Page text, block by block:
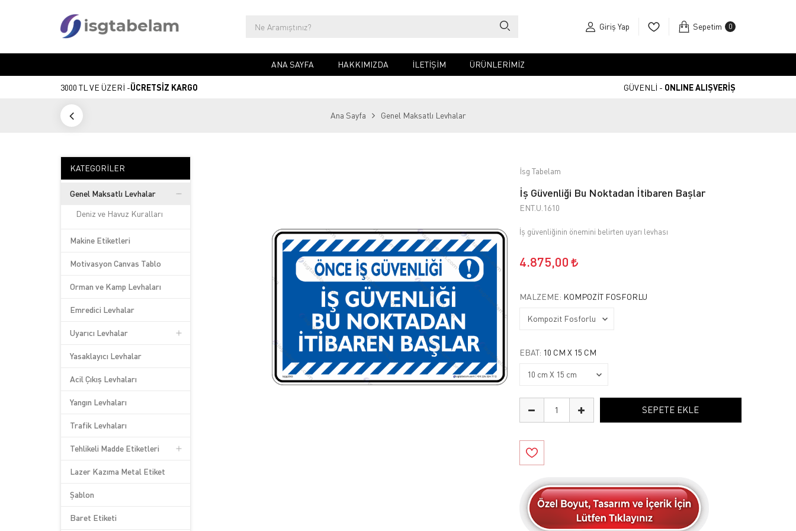
Giriş Yap Sepetim 0
ANA SAYFA HAKKIMIZDA İLETIŞIM ÜRÜNLERİMİZ
3000 TL VE ÜZERİ -ÜCRETSİZ KARGO GÜVENLİ - ONLINE ALIŞVERİŞ
Ana Sayfa Genel Maksatlı Levhalar
KATEGORILER
Genel Maksatlı Levhalar
Deniz ve Havuz Kuralları
Makine Etiketleri
Motivasyon Canvas Tablo
Orman ve Kamp Levhaları
Emredici Levhalar
Uyarıcı Levhalar
Yasaklayıcı Levhalar
Acil Çıkış Levhaları
Yangın Levhaları
Trafik Levhaları
Tehlikeli Madde Etiketleri
Lazer Kazıma Metal Etiket
Şablon
Baret Etiketi
İsg Tabelam
İş Güvenliği Bu Noktadan İtibaren Başlar
ENT.U.1610
İş güvenliğinin önemini belirten uyarı levhası
4.875,00
MALZEME: KOMPOZIT FOSFORLU
EBAT: 10 CM X 15 CM
SEPETE EKLE